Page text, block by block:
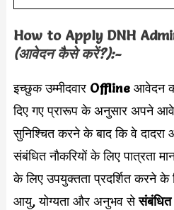
How to Apply DNH
(आवेदन कैसे करें?):-
इच्छुक उम्मीदवार Offline आवेदन
दिए गए प्रारूप के अनुसार अपने
सुनिश्चित करने के बाद कि वे
संबंधित नौकरियों के लिए पात्रता
के लिए उपयुक्तता प्रदर्शित करने
आयु, योग्यता और अनुभव से